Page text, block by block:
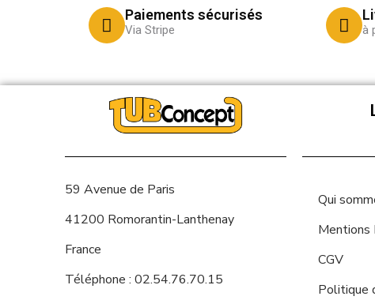
Paiements sécurisés
Via Stripe à
59 Avenue de Paris
41200 Romorantin-Lanthenay
France
Téléphone : 02.54.76.70.15
Qui
Mentions
CGV
Politique